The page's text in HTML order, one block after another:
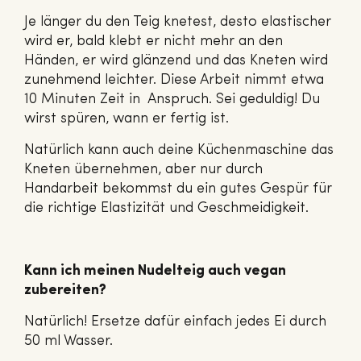
Je länger du den Teig knetest, desto elastischer
wird er, bald klebt er nicht mehr an den
Händen, er wird glänzend und das Kneten wird
zunehmend leichter. Diese Arbeit nimmt etwa
10 Minuten Zeit in Anspruch. Sei geduldig! Du
wirst spüren, wann er fertig ist.
Natürlich kann auch deine Küchenmaschine das
Kneten übernehmen, aber nur durch
Handarbeit bekommst du ein gutes Gespür für
die richtige Elastizität und Geschmeidigkeit.
Kann ich meinen Nudelteig auch vegan
zubereiten?
Natürlich! Ersetze dafür einfach jedes Ei durch
50 ml Wasser.